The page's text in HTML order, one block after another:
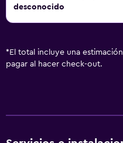
desconocido
* El total incluye una
pagar al hacer check-out.